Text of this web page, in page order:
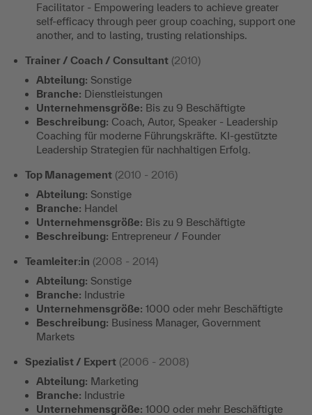
Facilitator - Empowering leaders to achieve greater
self-efficacy through peer group coaching, support one
another, and to lasting, trusting relationships.
Trainer / Coach / Consultant (2010)
Abteilung: Sonstige
Branche: Dienstleistungen
Unternehmensgröße: Bis zu 9 Beschäftigte
Beschreibung: Coach, Autor, Speaker - Leadership
Coaching für moderne Führungskräfte. KI-gestützte
Leadership Strategien für nachhaltigen Erfolg.
Top Management (2010 - 2016)
Abteilung: Sonstige
Branche: Handel
Unternehmensgröße: Bis zu 9 Beschäftigte
Beschreibung: Entrepreneur / Founder
Teamleiter:in (2008 - 2014)
Abteilung: Sonstige
Branche: Industrie
Unternehmensgröße: 1000 oder mehr Beschäftigte
Beschreibung: Business Manager, Government
Markets
Spezialist / Expert (2006 - 2008)
Abteilung: Marketing
Branche: Industrie
Unternehmensgröße: 1000 oder mehr Beschäftigte